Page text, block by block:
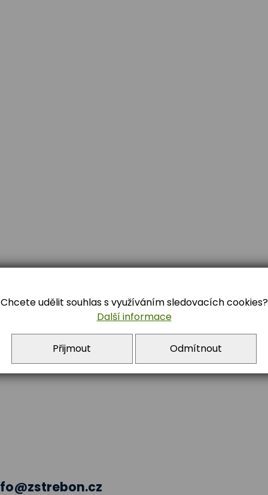
Chcete udělit souhlas s využíváním sledovacích cookies?
Další informace
Přijmout Odmítnout